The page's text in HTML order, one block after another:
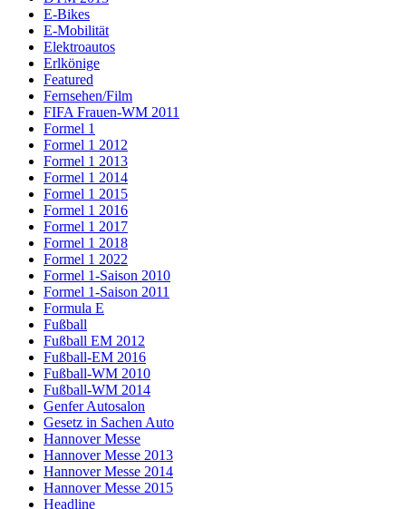
E-Bikes
E-Mobilität
Elektroautos
Erlkönige
Featured
Fernsehen/Film
FIFA Frauen-WM 2011
Formel 1
Formel 1 2012
Formel 1 2013
Formel 1 2014
Formel 1 2015
Formel 1 2016
Formel 1 2017
Formel 1 2018
Formel 1 2022
Formel 1-Saison 2010
Formel 1-Saison 2011
Formula E
Fußball
Fußball EM 2012
Fußball-EM 2016
Fußball-WM 2010
Fußball-WM 2014
Genfer Autosalon
Gesetz in Sachen Auto
Hannover Messe
Hannover Messe 2013
Hannover Messe 2014
Hannover Messe 2015
Headline